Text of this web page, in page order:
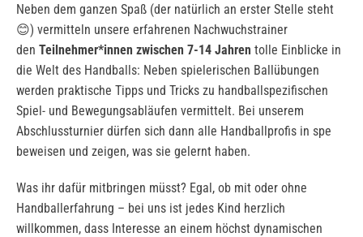
Neben dem ganzen Spaß (der natürlich an erster Stelle steht
😊) vermitteln unsere erfahrenen Nachwuchstrainer
den Teilnehmer*innen zwischen 7-14 Jahren tolle Einblicke in
die Welt des Handballs: Neben spielerischen Ballübungen
werden praktische Tipps und Tricks zu handballspezifischen
Spiel- und Bewegungsabläufen vermittelt. Bei unserem
Abschlussturnier dürfen sich dann alle Handballprofis in spe
beweisen und zeigen, was sie gelernt haben.
Was ihr dafür mitbringen müsst? Egal, ob mit oder ohne
Handballerfahrung – bei uns ist jedes Kind herzlich
willkommen, dass Interesse an einem höchst dynamischen